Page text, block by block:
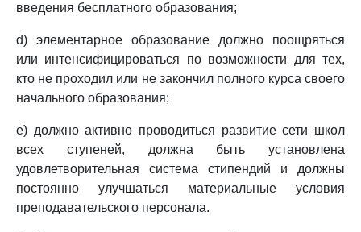
введения бесплатного образования;
d) элементарное образование должно поощряться
или интенсифицироваться по возможности для тех,
кто не проходил или не закончил полного курса своего
начального образования;
e) должно активно проводиться развитие сети школ
всех ступеней, должна быть установлена
удовлетворительная система стипендий и должны
постоянно улучшаться материальные условия
преподавательского персонала.